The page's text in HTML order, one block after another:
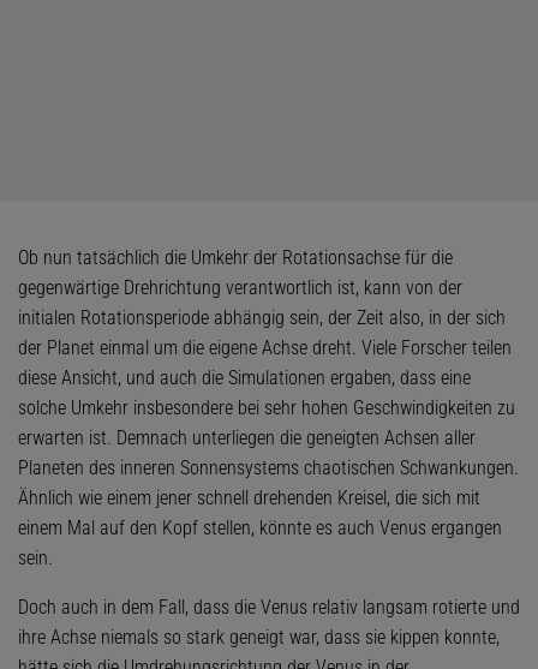
Ob nun tatsächlich die Umkehr der Rotationsachse für die
gegenwärtige Drehrichtung verantwortlich ist, kann von der
initialen Rotationsperiode abhängig sein, der Zeit also, in der sich
der Planet einmal um die eigene Achse dreht. Viele Forscher teilen
diese Ansicht, und auch die Simulationen ergaben, dass eine
solche Umkehr insbesondere bei sehr hohen Geschwindigkeiten zu
erwarten ist. Demnach unterliegen die geneigten Achsen aller
Planeten des inneren Sonnensystems chaotischen Schwankungen.
Ähnlich wie einem jener schnell drehenden Kreisel, die sich mit
einem Mal auf den Kopf stellen, könnte es auch Venus ergangen
sein.
Doch auch in dem Fall, dass die Venus relativ langsam rotierte und
ihre Achse niemals so stark geneigt war, dass sie kippen konnte,